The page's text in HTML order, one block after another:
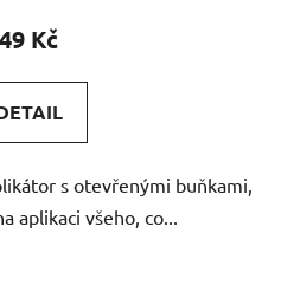
49 Kč
s otevřenými buňkami,
aplikaci všeho, co...